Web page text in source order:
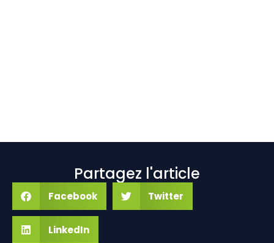
Partagez l'article
Facebook Twitter
LinkedIn